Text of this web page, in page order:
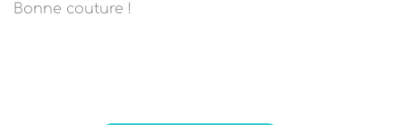
Bonne couture !